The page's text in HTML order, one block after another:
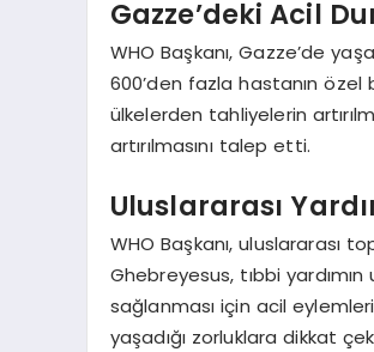
Gazze’deki Acil
WHO Başkanı, Gazze’de
600’den fazla hastanın özel
ülkelerden tahliyelerin
artırılmasını talep etti.
Uluslararası
WHO Başkanı, uluslararası
Ghebreyesus, tıbbi
sağlanması için acil
yaşadığı zorluklara dikkat